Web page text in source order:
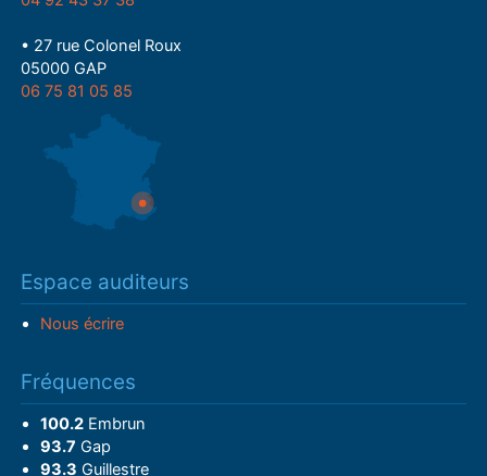
• 27 rue Colonel Roux
05000 GAP
06 75 81 05 85
Espace auditeurs
Nous écrire
Fréquences
100.2Embrun
93.7 Gap
93.3 Guillestre